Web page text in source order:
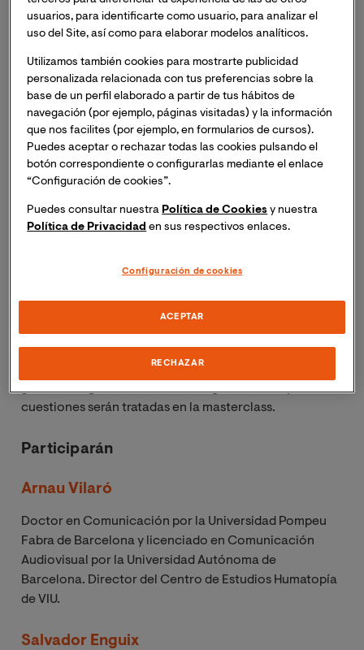
lugar la masterclass online "Entrevista a Arnau Vilaró
coguionista de la película “Alcarràs”". Inscripción
para acceder a la sesión online.
En esta masterclass, el coguionista de “Alcarràs”
(2022), película ganadora del Oso de Oro en el Festival
de Cine de Berlín y seleccionada por la Academia de las
Artes y las Ciencias Cinematográficas de España como
representante en los premios de la Academia de
Hollywood.Arnau Vilaró compartirá su experiencia
para explicar el proceso creativo de la película.
Para gestar la idea, encontrar el tema o el tono de una
universo que queremos retratar: entrevistas, referentes
escribe un guionista?, ¿qué imágenes toma para
empezar a escribir?, ¿cómo elige sus personajes?,
cuestiones serán tratadas en la masterclass.
Participarán
Arnau Vilaró
Doctor en Comunicación por la Universidad Pompeu
Fabra de Barcelona y licenciado en Comunicación
Audiovisual por la Universidad Autónoma de
Barcelona. Director del Centro de Estudios Humatopía
de VIU.
Salvador Enguix
usuarios, para identificarte como usuario, para analizar el
uso del Site, así como para elaborar modelos analíticos.
Utilizamos también cookies para mostrarte publicidad
personalizada relacionada con tus preferencias sobre la
base de un perfil elaborado a partir de tus hábitos de
navegación (por ejemplo, páginas visitadas) y la información
que nos facilites (por ejemplo, en formularios de cursos).
Puedes aceptar o rechazar todas las cookies pulsando el
botón correspondiente o configurarlas mediante el enlace
“Configuración de cookies”.
Puedes consultar nuestra Política de Cookies y nuestra
Política de Privacidad en sus respectivos enlaces.
Configuración de cookies
RECHAZAR
ACEPTAR